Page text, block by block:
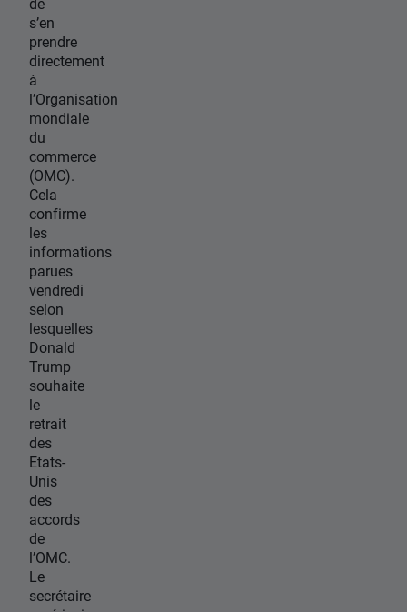
s’en
prendre
directement
à
l’Organisation
mondiale
du
commerce
(OMC).
Cela
confirme
les
informations
parues
vendredi
selon
lesquelles
Donald
Trump
souhaite
le
retrait
des
Etats-
Unis
des
accords
de
l’OMC.
Le
secrétaire